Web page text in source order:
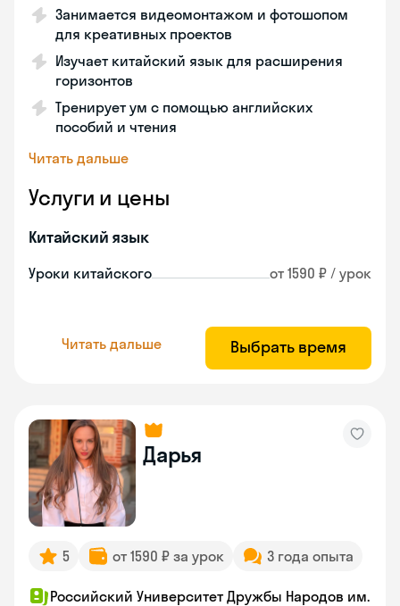
Занимается видеомонтажом и фотошопом
для креативных проектов
Изучает китайский язык для расширения
горизонтов
Тренирует ум с помощью английских
пособий и чтения
Читать дальше
Услуги и цены
Китайский язык
Уроки китайского от 1590 ₽ / урок
Читать дальше Выбрать время
Дарья
5 от 1590 ₽ за урок 3 года опыта
Российский Университет Дружбы Народов им.